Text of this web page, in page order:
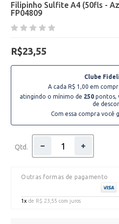
Filipinho Sulfite A4 (50fls -
FP04809
R$23,55
Clube
A cada R$ 1,00 em
atingindo o mínimo de 250 pontos,
de
Com essa compra você
Qtd.
Outras formas de pagamento
1xde R$ 23,55 com juros